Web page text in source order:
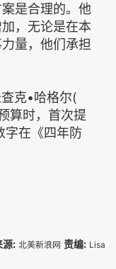
是合理的。他
，无论是在本
量，他们承担
克•哈格尔(
算时，首次提
字在《四年防
源: 北美新浪网 责编: Lisa